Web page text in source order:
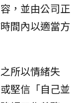
，並由公司正
間內以適當方
所以情緒失
堅信「自己並